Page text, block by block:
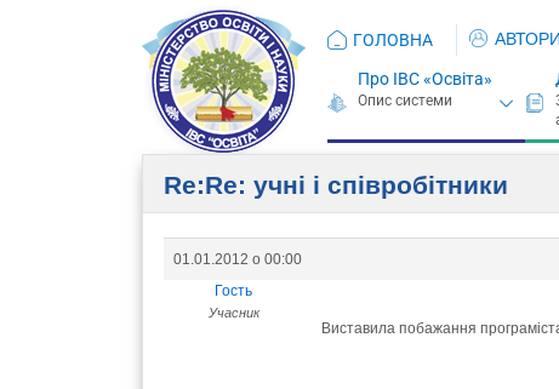
ГОЛОВНА
Про ІВС «Освіта»
Re:Re: учні і співробітники
01.01.2012 о 00:00
Гость
Учасник
Виставила побажання